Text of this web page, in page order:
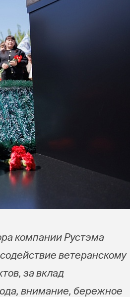
компании Рустэма
ветеранскому
за вклад
внимание, бережное